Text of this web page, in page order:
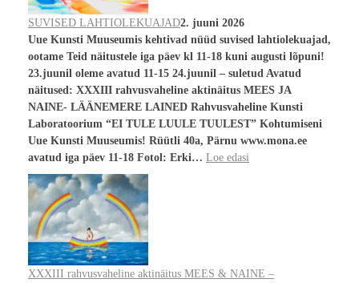
SUVISED LAHTIOLEKUAJAD2. juuni 2026
Uue Kunsti Muuseumis kehtivad nüüd suvised lahtiolekuajad,
ootame Teid näitustele iga päev kl 11-18 kuni augusti lõpuni!
23.juunil oleme avatud 11-15 24.juunil – suletud Avatud
näitused: XXXIII rahvusvaheline aktinäitus MEES JA
NAINE- LÄÄNEMERE LAINED Rahvusvaheline Kunsti
Laboratoorium “EI TULE LUULE TUULEST” Kohtumiseni
Uue Kunsti Muuseumis! Rüütli 40a, Pärnu www.mona.ee
avatud iga päev 11-18 Fotol: Erki… Loe edasi
XXXIII rahvusvaheline aktinäitus MEES & NAINE –